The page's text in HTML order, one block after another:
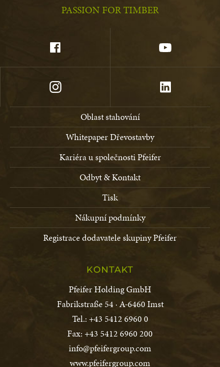
PASSION FOR TIMBER
Oblast stahování
Whitepaper Dřevostavby
Kariéra u společnosti Pfeifer
Odbyt & Kontakt
Tisk
Nákupní podmínky
Registrace dodavatele skupiny Pfeifer
KONTAKT
Pfeifer Holding GmbH
Fabrikstraße 54 · A-6460 Imst
Tel.: +43 5412 6960 0
Fax: +43 5412 6960 200
info@pfeifergroup.com
www.pfeifergroup.com